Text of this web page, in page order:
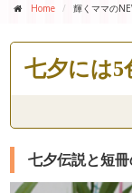
Home 輝くママの
七夕には5
七夕伝説と短